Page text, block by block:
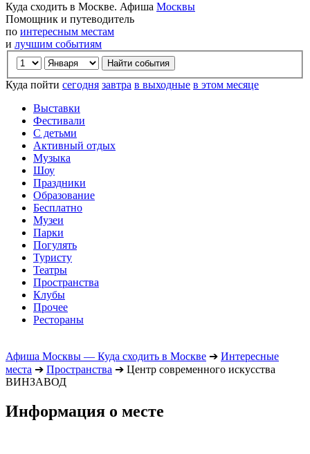
Куда сходить в Москве. Афиша Москвы
Помощник и путеводитель
по интересным местам
и лучшим событиям
Куда пойти сегодня завтра в выходные в этом месяце
Выставки
Фестивали
С детьми
Активный отдых
Музыка
Шоу
Праздники
Образование
Бесплатно
Музеи
Парки
Погулять
Туристу
Театры
Пространства
Клубы
Прочее
Рестораны
Афиша Москвы — Куда сходить в Москве ➔ Интересные
места ➔ Пространства ➔ Центр современного искусства
ВИНЗАВОД
Информация о месте